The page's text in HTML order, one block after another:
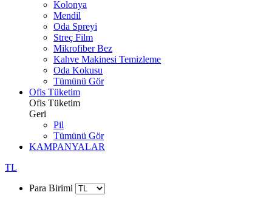
Kolonya
Mendil
Oda Spreyi
Streç Film
Mikrofiber Bez
Kahve Makinesi Temizleme
Oda Kokusu
Tümünü Gör
Ofis Tüketim
Ofis Tüketim
Geri
Pil
Tümünü Gör
KAMPANYALAR
TL
Para Birimi